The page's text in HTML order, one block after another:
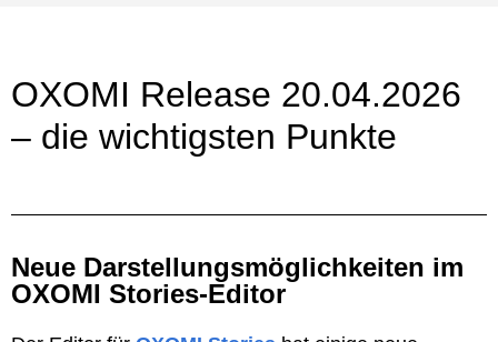
OXOMI Release 20.04.2026
– die wichtigsten Punkte
Neue Darstellungsmöglichkeiten im
OXOMI Stories-Editor